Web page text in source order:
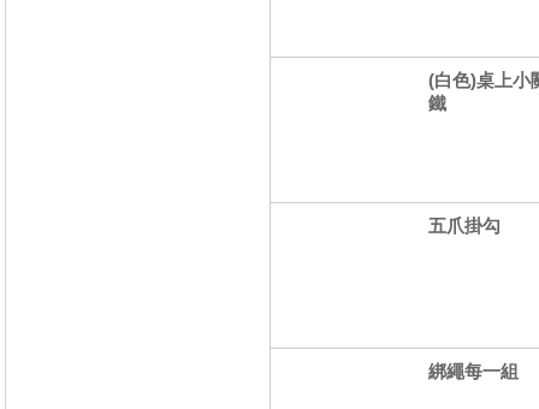
(白色)桌上小
鐵
五爪掛勾
綁繩每一組